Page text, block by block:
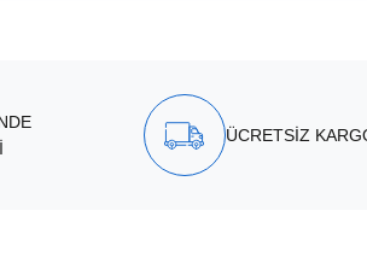
ÜCRETSİZ